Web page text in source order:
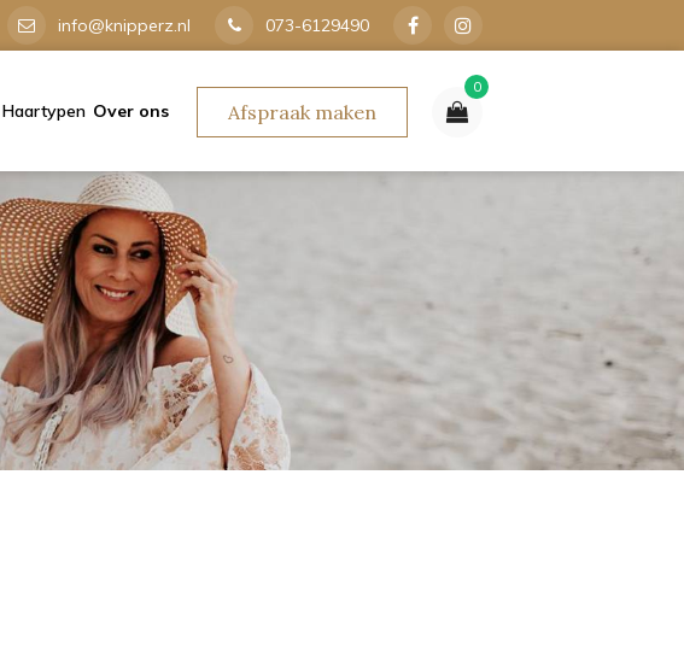
info@knipperz.nl 073-6129490
Haartypen Over ons Afspraak maken
0